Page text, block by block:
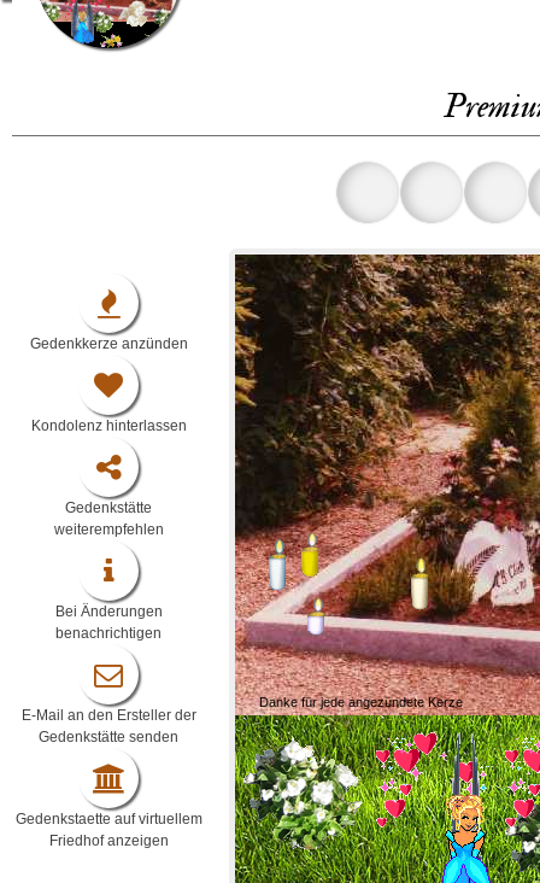
Gedenkkerze anzünden
Kondolenz hinterlassen
Gedenkstätte
weiterempfehlen
Bei Änderungen
benachrichtigen
E-Mail an den Ersteller der
Gedenkstätte senden
Gedenkstaette auf virtuellem
Friedhof anzeigen
Danke für jede angezündete Kerze